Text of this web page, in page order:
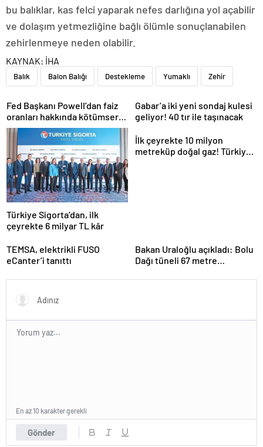
bu balıklar, kas felci yaparak nefes darlığına yol açabilir
ve dolaşım yetmezliğine bağlı ölümle sonuçlanabilen
zehirlenmeye neden olabilir.
KAYNAK: İHA
Balık Balon Balığı Destekleme Yumaklı Zehir
Fed Başkanı Powell’dan faiz
oranları hakkında kötümser
açıklama
Gabar’a iki yeni sondaj kulesi
geliyor! 40 tır ile taşınacak
Türkiye Sigorta’dan, ilk
çeyrekte 6 milyar TL kâr
İlk çeyrekte 10 milyon
metreküp doğal gaz! Türkiye
TEMSA, elektrikli FUSO
eCanter’i tanıttı
Bakan Uraloğlu açıkladı: Bolu
Dağı tüneli 67 metre
Gönder
En az 10 karakter gerekli